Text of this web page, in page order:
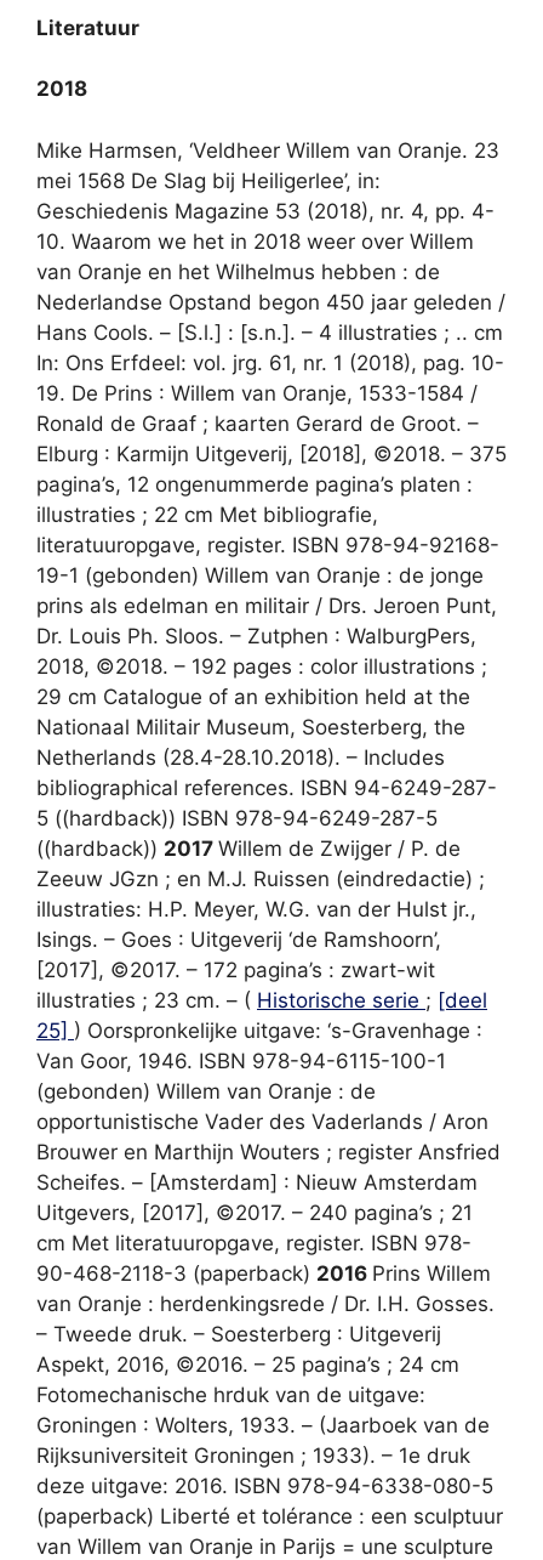
Literatuur
2018
Mike Harmsen, ‘Veldheer Willem van Oranje. 23
mei 1568 De Slag bij Heiligerlee’, in:
Geschiedenis Magazine 53 (2018), nr. 4, pp. 4-
10. Waarom we het in 2018 weer over Willem
van Oranje en het Wilhelmus hebben : de
Nederlandse Opstand begon 450 jaar geleden /
Hans Cools. – [S.l.] : [s.n.]. – 4 illustraties ; .. cm
In: Ons Erfdeel: vol. jrg. 61, nr. 1 (2018), pag. 10-
19. De Prins : Willem van Oranje, 1533-1584 /
Ronald de Graaf ; kaarten Gerard de Groot. –
Elburg : Karmijn Uitgeverij, [2018], ©2018. – 375
pagina’s, 12 ongenummerde pagina’s platen :
illustraties ; 22 cm Met bibliografie,
literatuuropgave, register. ISBN 978-94-92168-
19-1 (gebonden) Willem van Oranje : de jonge
prins als edelman en militair / Drs. Jeroen Punt,
Dr. Louis Ph. Sloos. – Zutphen : WalburgPers,
2018, ©2018. – 192 pages : color illustrations ;
29 cm Catalogue of an exhibition held at the
Nationaal Militair Museum, Soesterberg, the
Netherlands (28.4-28.10.2018). – Includes
bibliographical references. ISBN 94-6249-287-
5 ((hardback)) ISBN 978-94-6249-287-5
((hardback)) 2017 Willem de Zwijger / P. de
Zeeuw JGzn ; en M.J. Ruissen (eindredactie) ;
illustraties: H.P. Meyer, W.G. van der Hulst jr.,
Isings. – Goes : Uitgeverij ‘de Ramshoorn’,
[2017], ©2017. – 172 pagina’s : zwart-wit
illustraties ; 23 cm. – ( Historische serie ; [deel
25] ) Oorspronkelijke uitgave: ‘s-Gravenhage :
Van Goor, 1946. ISBN 978-94-6115-100-1
(gebonden) Willem van Oranje : de
opportunistische Vader des Vaderlands / Aron
Brouwer en Marthijn Wouters ; register Ansfried
Scheifes. – [Amsterdam] : Nieuw Amsterdam
Uitgevers, [2017], ©2017. – 240 pagina’s ; 21
cm Met literatuuropgave, register. ISBN 978-
90-468-2118-3 (paperback) 2016 Prins Willem
van Oranje : herdenkingsrede / Dr. I.H. Gosses.
– Tweede druk. – Soesterberg : Uitgeverij
Aspekt, 2016, ©2016. – 25 pagina’s ; 24 cm
Fotomechanische hrduk van de uitgave:
Groningen : Wolters, 1933. – (Jaarboek van de
Rijksuniversiteit Groningen ; 1933). – 1e druk
deze uitgave: 2016. ISBN 978-94-6338-080-5
(paperback) Liberté et tolérance : een sculptuur
van Willem van Oranje in Parijs = une sculpture